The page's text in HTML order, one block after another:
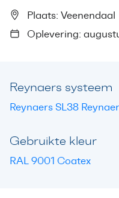
Plaats: Veenendaal
Oplevering:
Reynaers systeem
Reynaers SL38
Gebruikte kleur
RAL 9001 Coatex